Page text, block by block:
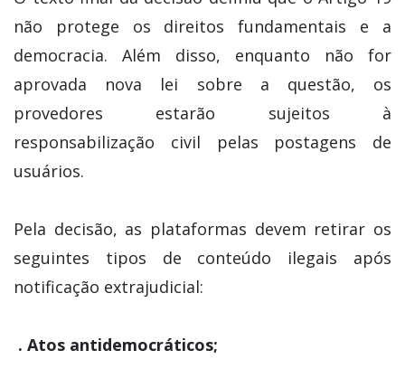
não protege os direitos fundamentais e a
democracia. Além disso, enquanto não for
aprovada nova lei sobre a questão, os
provedores estarão sujeitos à
responsabilização civil pelas postagens de
usuários.
Pela decisão, as plataformas devem retirar os
seguintes tipos de conteúdo ilegais após
notificação extrajudicial:
. Atos antidemocráticos;